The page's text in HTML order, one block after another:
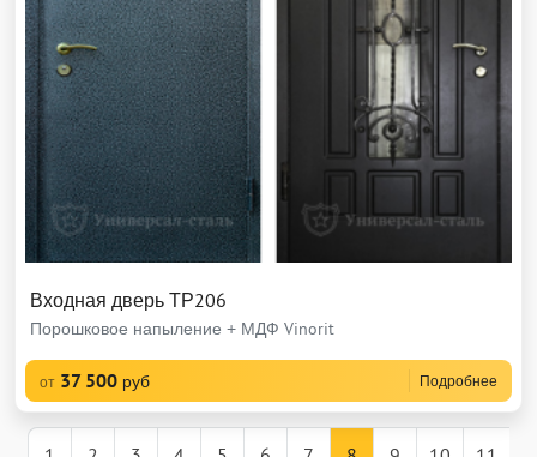
Входная дверь ТР206
Порошковое напыление + МДФ Vinorit
от 37 500 руб Подробнее